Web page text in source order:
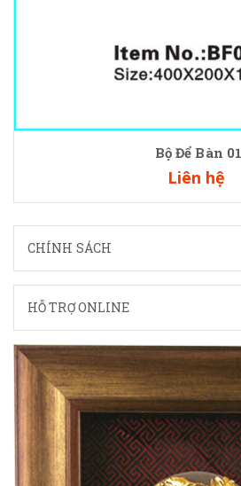
Bộ Để Bàn 01
Liên hệ
CHÍNH SÁCH
HỖ TRỢ ONLINE